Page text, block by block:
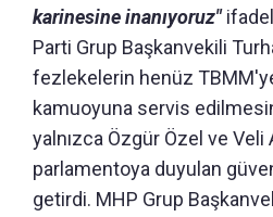
karinesine inanıyoruz"
Parti Grup Başkanvekili
fezlekelerin henüz
kamuoyuna servis
yalnızca Özgür Özel ve Veli
parlamentoya duyulan
getirdi. MHP Grup